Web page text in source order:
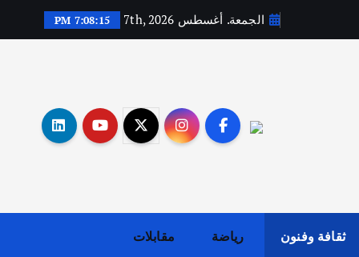
الجمعة. أغسطس 7th, 2026 7:08:16 PM
ثقافة وفنون رياضة مقابلات